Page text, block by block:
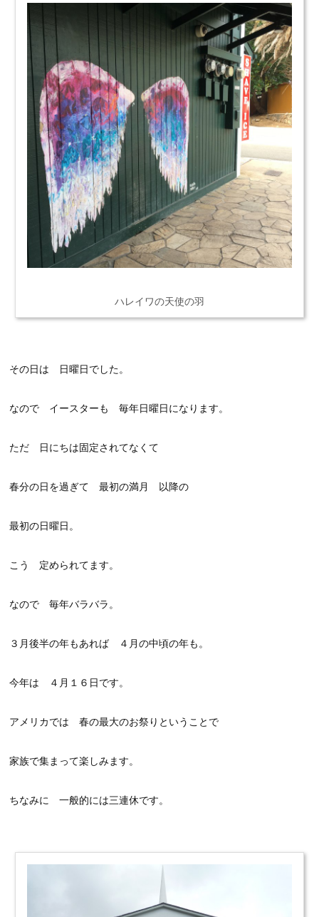
ハレイワの天使の羽
その日は 日曜日でした。
なので イースターも 毎年日曜日になります。
ただ 日にちは固定されてなくて
春分の日を過ぎて 最初の満月 以降の
最初の日曜日。
こう 定められてます。
なので 毎年バラバラ。
３月後半の年もあれば ４月の中頃の年も。
今年は ４月１６日です。
アメリカでは 春の最大のお祭りということで
家族で集まって楽しみます。
ちなみに 一般的には三連休です。